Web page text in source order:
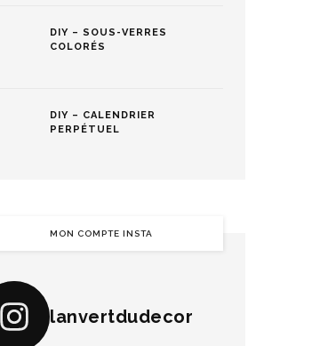
DIY – SOUS-VERRES
COLORÉS
DIY – CALENDRIER
PERPÉTUEL
MON COMPTE INSTA
lanvertdudecor